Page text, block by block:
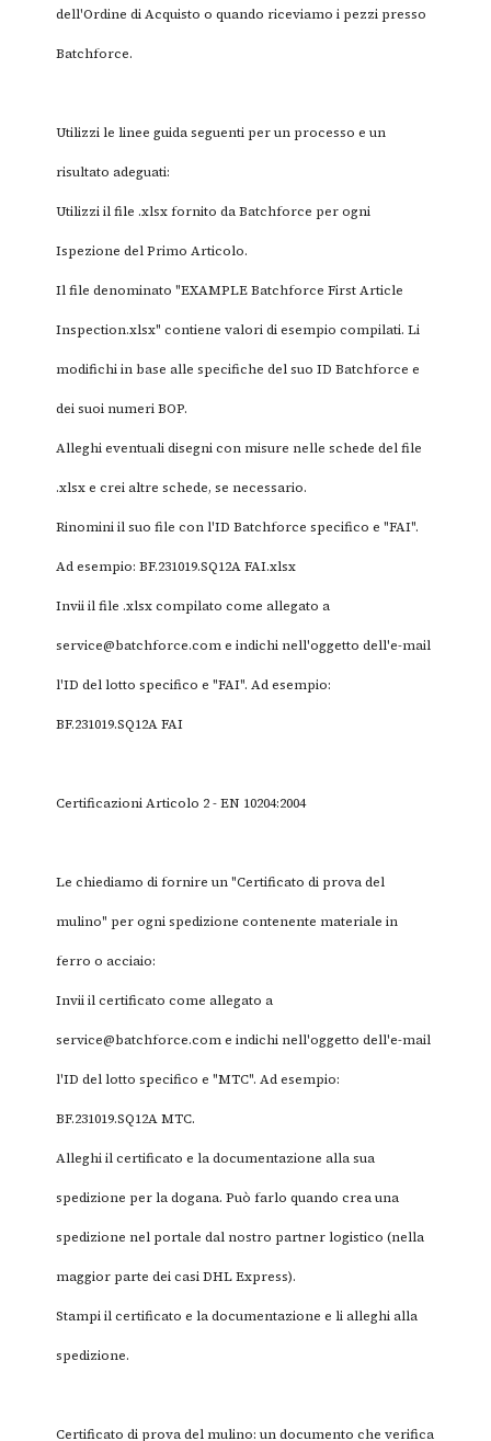
dell'Ordine di Acquisto o quando riceviamo i pezzi presso
Batchforce.
Utilizzi le linee guida seguenti per un processo e un
risultato adeguati:
Utilizzi il file .xlsx fornito da Batchforce per ogni
Ispezione del Primo Articolo.
Il file denominato "EXAMPLE Batchforce First Article
Inspection.xlsx" contiene valori di esempio compilati. Li
modifichi in base alle specifiche del suo ID Batchforce e
dei suoi numeri BOP.
Alleghi eventuali disegni con misure nelle schede del file
.xlsx e crei altre schede, se necessario.
Rinomini il suo file con l'ID Batchforce specifico e "FAI".
Ad esempio: BF.231019.SQ12A FAI.xlsx
Invii il file .xlsx compilato come allegato a
service@batchforce.come indichi nell'oggetto dell'e-mail
l'ID del lotto specifico e "FAI". Ad esempio:
BF.231019.SQ12A FAI
Certificazioni Articolo 2 - EN 10204:2004
Le chiediamo di fornire un "Certificato di prova del
mulino" per ogni spedizione contenente materiale in
ferro o acciaio:
Invii il certificato come allegato a
service@batchforce.come indichi nell'oggetto dell'e-mail
l'ID del lotto specifico e "MTC". Ad esempio:
BF.231019.SQ12A MTC.
Alleghi il certificato e la documentazione alla sua
spedizione per la dogana. Può farlo quando crea una
spedizione nel portale dal nostro partner logistico (nella
maggior parte dei casi DHL Express).
Stampi il certificato e la documentazione e li alleghi alla
spedizione.
Certificato di prova del mulino: un documento che verifica